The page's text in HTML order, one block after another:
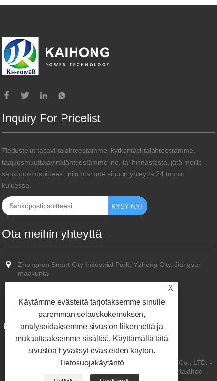
Inquiry For Pricelist
Tiedustelut tasavirtalähteestämme, kytkentävirtalähteestämme,
taajuusmuuttajavirtalähteestämme jne. tai hinnastosta, jätä meille
sähköpostiosoitteesi, niin otamme sinuun yhteyttä 24 tunnin
kuluessa.
Ota meihin yhteyttä
Zhongnan Smart City Industrial Park, Yizheng City, Jiangsun
maakunta
+86-13773587351
sun@cn-hvps.com
Copyright © 2023 Yangzhou Kaihong Power Technology Co., LTD. -
Tasavirtalähde, Hakkurivirtalähde, Vaihtuvataajuinen virtalähde -
X
Käytämme evästeitä tarjotaksemme sinulle
paremman selauskokemuksen,
analysoidaksemme sivuston liikennettä ja
mukauttaaksemme sisältöä. Käyttämällä tätä
sivustoa hyväksyt evästeiden käytön.
Tietosuojakäytäntö